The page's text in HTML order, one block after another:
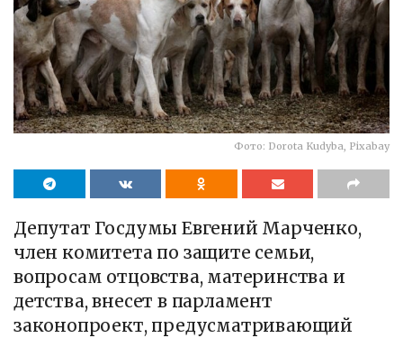
Фото: Dorota Kudyba, Pixabay
Депутат Госдумы Евгений Марченко,
член комитета по защите семьи,
вопросам отцовства, материнства и
детства, внесет в парламент
законопроект, предусматривающий